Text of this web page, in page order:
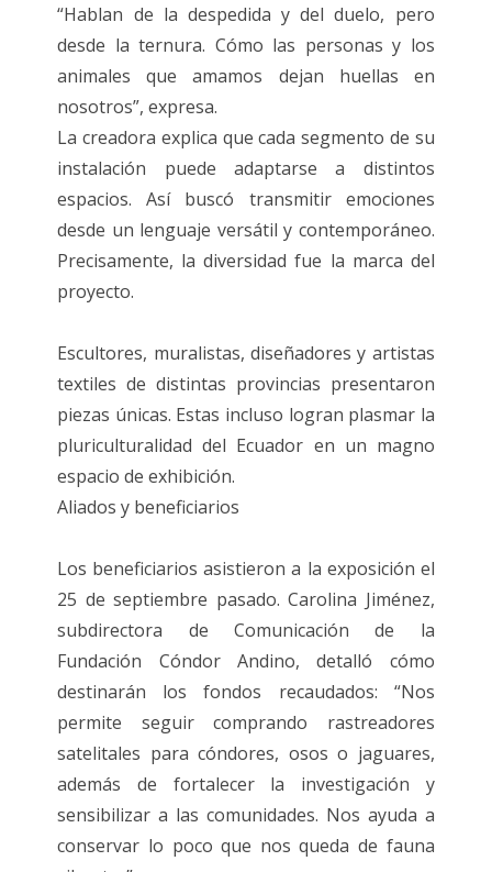
“Hablan de la despedida y del duelo, pero
desde la ternura. Cómo las personas y los
animales que amamos dejan huellas en
nosotros”, expresa.
La creadora explica que cada segmento de su
instalación puede adaptarse a distintos
espacios. Así buscó transmitir emociones
desde un lenguaje versátil y contemporáneo.
Precisamente, la diversidad fue la marca del
proyecto.
Escultores, muralistas, diseñadores y artistas
textiles de distintas provincias presentaron
piezas únicas. Estas incluso logran plasmar la
pluriculturalidad del Ecuador en un magno
espacio de exhibición.
Aliados y beneficiarios
Los beneficiarios asistieron a la exposición el
25 de septiembre pasado. Carolina Jiménez,
subdirectora de Comunicación de la
Fundación Cóndor Andino, detalló cómo
destinarán los fondos recaudados: “Nos
permite seguir comprando rastreadores
satelitales para cóndores, osos o jaguares,
además de fortalecer la investigación y
sensibilizar a las comunidades. Nos ayuda a
conservar lo poco que nos queda de fauna